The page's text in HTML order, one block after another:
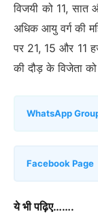
विजयी को 11, सात
अधिक आयु वर्ग की
पर 21, 15 और 11
की दौड़ के विजेता को
WhatsApp
Facebook Page
ये भी पढ़िए…….